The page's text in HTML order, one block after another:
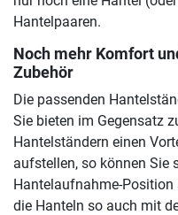
Hantelpaaren.
Noch mehr Komfort
Zubehör
Die passenden
Sie bieten im Gegensatz
Hantelständern einen
aufstellen, so können Sie
Hantelaufnahme-
die Hanteln so auch mit